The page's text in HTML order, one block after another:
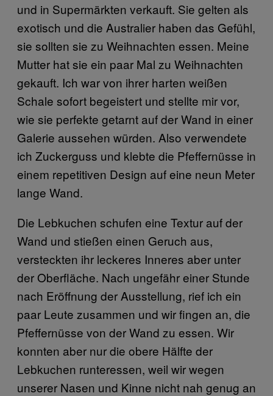
und in Supermärkten verkauft. Sie gelten als
exotisch und die Australier haben das Gefühl,
sie sollten sie zu Weihnachten essen. Meine
Mutter hat sie ein paar Mal zu Weihnachten
gekauft. Ich war von ihrer harten weißen
Schale sofort begeistert und stellte mir vor,
wie sie perfekte getarnt auf der Wand in einer
Galerie aussehen würden. Also verwendete
ich Zuckerguss und klebte die Pfeffernüsse in
einem repetitiven Design auf eine neun Meter
lange Wand.
Die Lebkuchen schufen eine Textur auf der
Wand und stießen einen Geruch aus,
versteckten ihr leckeres Inneres aber unter
der Oberfläche. Nach ungefähr einer Stunde
nach Eröffnung der Ausstellung, rief ich ein
paar Leute zusammen und wir fingen an, die
Pfeffernüsse von der Wand zu essen. Wir
konnten aber nur die obere Hälfte der
Lebkuchen runteressen, weil wir wegen
unserer Nasen und Kinne nicht nah genug an